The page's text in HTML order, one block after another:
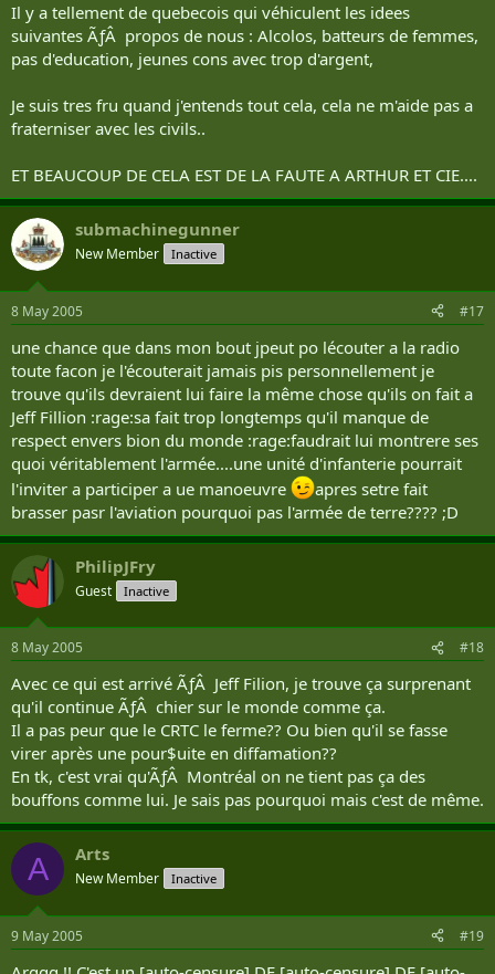
Il y a tellement de quebecois qui véhiculent les idees
suivantes ÃƒÂ propos de nous : Alcolos, batteurs de femmes,
pas d'education, jeunes cons avec trop d'argent,
Je suis tres fru quand j'entends tout cela, cela ne m'aide pas a
fraterniser avec les civils..
ET BEAUCOUP DE CELA EST DE LA FAUTE A ARTHUR ET CIE....
submachinegunner
New Member Inactive
8 May 2005 #17
une chance que dans mon bout jpeut po lécouter a la radio
toute facon je l'écouterait jamais pis personnellement je
trouve qu'ils devraient lui faire la même chose qu'ils on fait a
Jeff Fillion :rage:sa fait trop longtemps qu'il manque de
respect envers bion du monde :rage:faudrait lui montrere ses
quoi véritablement l'armée....une unité d'infanterie pourrait
l'inviter a participer a ue manoeuvre
apres setre fait
brasser pasr l'aviation pourquoi pas l'armée de terre???? ;D
PhilipJFry
Guest Inactive
8 May 2005 #18
Avec ce qui est arrivé ÃƒÂ Jeff Filion, je trouve ça surprenant
qu'il continue ÃƒÂ chier sur le monde comme ça.
Il a pas peur que le CRTC le ferme?? Ou bien qu'il se fasse
virer après une pour$uite en diffamation??
En tk, c'est vrai qu'ÃƒÂ Montréal on ne tient pas ça des
bouffons comme lui. Je sais pas pourquoi mais c'est de même.
A Arts
New Member Inactive
9 May 2005 #19